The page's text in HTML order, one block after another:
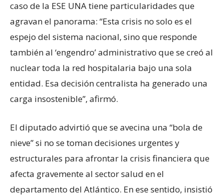
caso de la ESE UNA tiene particularidades que
agravan el panorama: “Esta crisis no solo es el
espejo del sistema nacional, sino que responde
también al ‘engendro’ administrativo que se creó al
nuclear toda la red hospitalaria bajo una sola
entidad. Esa decisión centralista ha generado una
carga insostenible”, afirmó.
El diputado advirtió que se avecina una “bola de
nieve” si no se toman decisiones urgentes y
estructurales para afrontar la crisis financiera que
afecta gravemente al sector salud en el
departamento del Atlántico. En ese sentido, insistió